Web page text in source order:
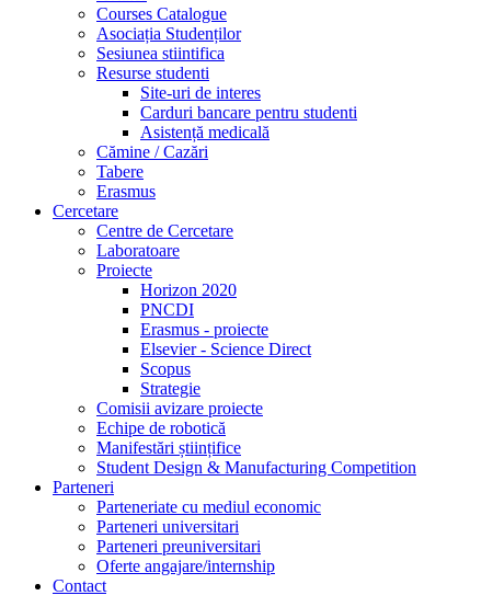
Courses Catalogue
Asociația Studenților
Sesiunea stiintifica
Resurse studenti
Site-uri de interes
Carduri bancare pentru studenti
Asistență medicală
Cămine / Cazări
Tabere
Erasmus
Cercetare
Centre de Cercetare
Laboratoare
Proiecte
Horizon 2020
PNCDI
Erasmus - proiecte
Elsevier - Science Direct
Scopus
Strategie
Comisii avizare proiecte
Echipe de robotică
Manifestări științifice
Student Design & Manufacturing Competition
Parteneri
Parteneriate cu mediul economic
Parteneri universitari
Parteneri preuniversitari
Oferte angajare/internship
Contact